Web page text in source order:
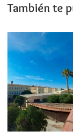
También te